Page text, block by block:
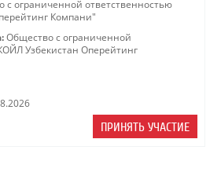
с ограниченной ответственностью
Компани"
Общество с ограниченной
Узбекистан Оперейтинг
ПРИНЯТЬ УЧАСТИЕ